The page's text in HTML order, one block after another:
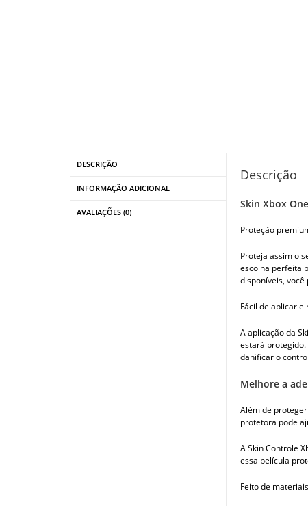
DESCRIÇÃO
INFORMAÇÃO ADICIONAL
AVALIAÇÕES (0)
Descrição
Skin Xbox
Proteção
Proteja assim o
escolha perfeita
disponíveis,
Fácil de aplicar
A aplicação da
estará
danificar o
Melhore a
Além de
protetora pode
A Skin Controle
essa película
Feito de